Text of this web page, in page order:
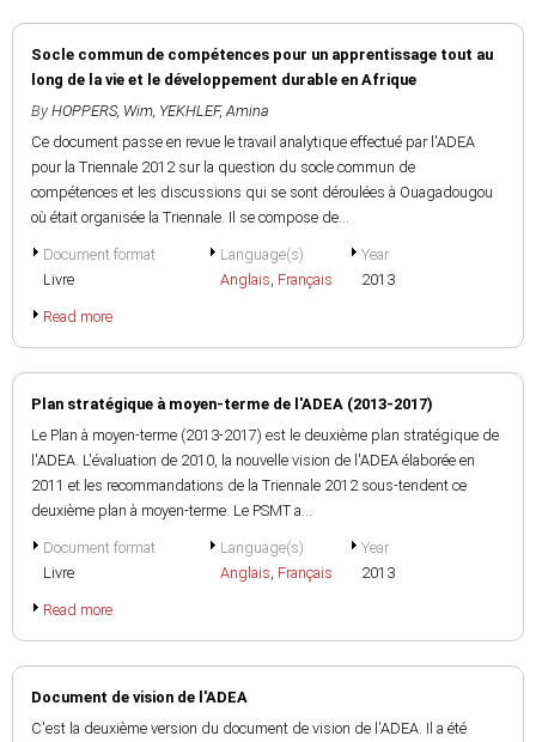
Socle commun de compétences pour un apprentissage tout au
long de la vie et le développement durable en Afrique
By HOPPERS, Wim YEKHLEF, Amina
Ce document passe en revue le travail analytique effectué par l'ADEA
pour la Triennale 2012 sur la question du socle commun de
compétences et les discussions qui se sont déroulées à Ouagadougou
où était organisée la Triennale. Il se compose de...
Document format
Livre
Language(s)
Anglais Français
Year
2013
Read more
Plan stratégique à moyen-terme de l'ADEA (2013-2017)
Le Plan à moyen-terme (2013-2017) est le deuxième plan stratégique de
l'ADEA. L'évaluation de 2010, la nouvelle vision de l'ADEA élaborée en
2011 et les recommandations de la Triennale 2012 sous-tendent ce
deuxième plan à moyen-terme. Le PSMT a...
Document format
Livre
Language(s)
Anglais Français
Year
2013
Read more
Document de vision de l'ADEA
C'est la deuxième version du document de vision de l'ADEA. Il a été